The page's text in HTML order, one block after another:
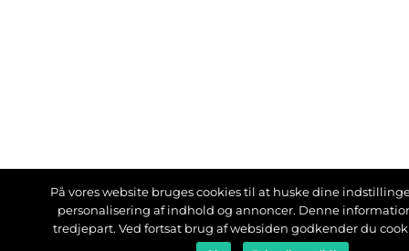
På vores website bruges cookies til at huske dine
personalisering af indhold og annoncer. Denne
tredjepart. Ved fortsat brug af websiden godkender du